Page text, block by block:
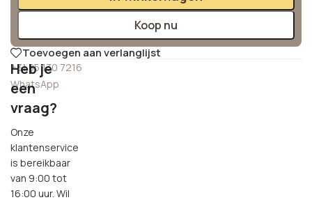
Koop nu
Toevoegen aan verlanglijst
+31 85 130 7216
WhatsApp
Heb je
een
vraag?
Onze
klantenservice
is bereikbaar
van 9:00 tot
16:00 uur. Wil